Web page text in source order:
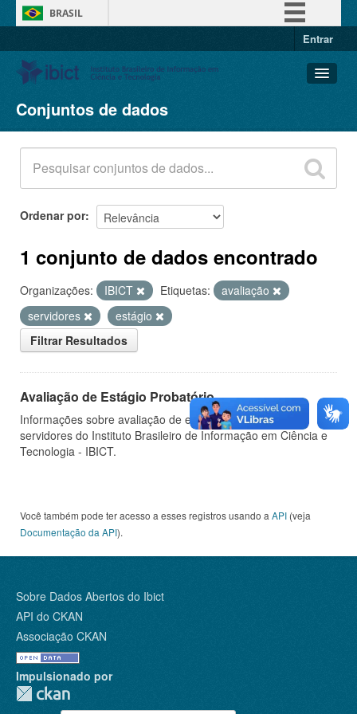
BRASIL
Entrar
Conjuntos de dados
Organizações
Grupos
Sobre
Conjuntos de dados
Ordenar por
1 conjunto de dados encontrado
Organizações: IBICT Etiquetas:
avaliação
servidores
estágio
Filtrar Resultados
Avaliação de Estágio Probatório
Informações sobre avaliação de estágio probatório de
servidores do Instituto Brasileiro de Informação em Ciência e
Tecnologia - IBICT.
Você também pode ter acesso a esses registros usando a API (veja
Documentação da API).
Sobre Dados Abertos do Ibict
API do CKAN
Associação CKAN
Impulsionado por